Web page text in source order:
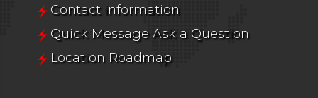
Contact information
Quick Message Ask a Question
Location Roadmap